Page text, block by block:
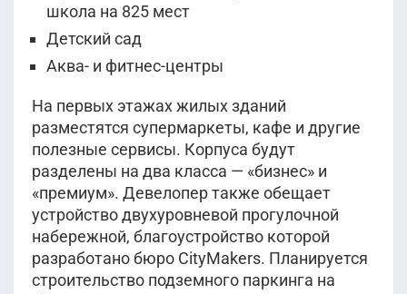
школа на 825 мест
Детский сад
Аква- и фитнес-центры
На первых этажах жилых зданий
разместятся супермаркеты, кафе и другие
полезные сервисы. Корпуса будут
разделены на два класса — «бизнес» и
«премиум». Девелопер также обещает
устройство двухуровневой прогулочной
набережной, благоустройство которой
разработано бюро CityMakers. Планируется
строительство подземного паркинга на